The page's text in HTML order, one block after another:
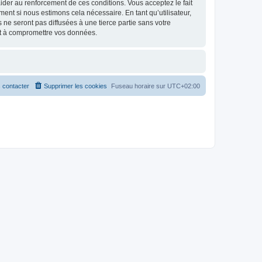
au renforcement de ces conditions. Vous acceptez le fait
si nous estimons cela nécessaire. En tant qu’utilisateur,
seront pas diffusées à une tierce partie sans votre
compromettre vos données.
Fuseau horaire sur UTC+02:00
Supprimer les cookies
contacter